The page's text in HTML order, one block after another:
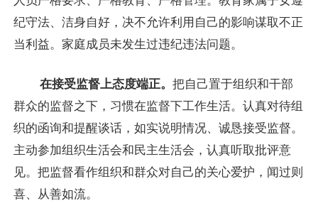
纪守法、洁身自好，决不允许利用自己的影响谋取不正
当利益。家庭成员未发生过违纪违法问题。
在接受监督上态度端正。 把自己置于组织和干部
群众的监督之下，习惯在监督下工作生活。认真对待组
织的函询和提醒谈话，如实说明情况、诚恳接受监督。
主动参加组织生活会和民主生活会，认真听取批评意
见。把监督看作组织和群众对自己的关心爱护，闻过则
喜、从善如流。